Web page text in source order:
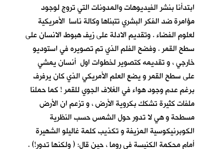
ابتدأنا بنشر الفيديوهات والمدونات التي تروج لوجود
مؤامرة ضد الفكر البشري تتبناها وكالة ناسا الأمريكية
لعلوم الفضاء . وتقديم الادلة على زيف هبوط الانسان على
سطح القمر . وفضح الفلم الذي تم تصويره في استوديو
خارجي ، و تقديمه كتصوير لخطوات اول أنسان يمشي
على سطح القمر و يضع العلم الأمريكي الذي كان يرفرف
برغم عدم وجود هواء في الغلاف الجوي للقمر ! كما حملنا
ملفات كثيرة تشكك بكروية الأرض ، و تزعم ان الأرض
مسطحة و هي لا تدور حول الشمس حسب النظرية
الكوبرنيكوسية المزيفة و تكذيب كلمة غاليلو الشهيرة
أمام محكمة الكنيسة في روما ، حين قال: ( ولكنها تدور!) .